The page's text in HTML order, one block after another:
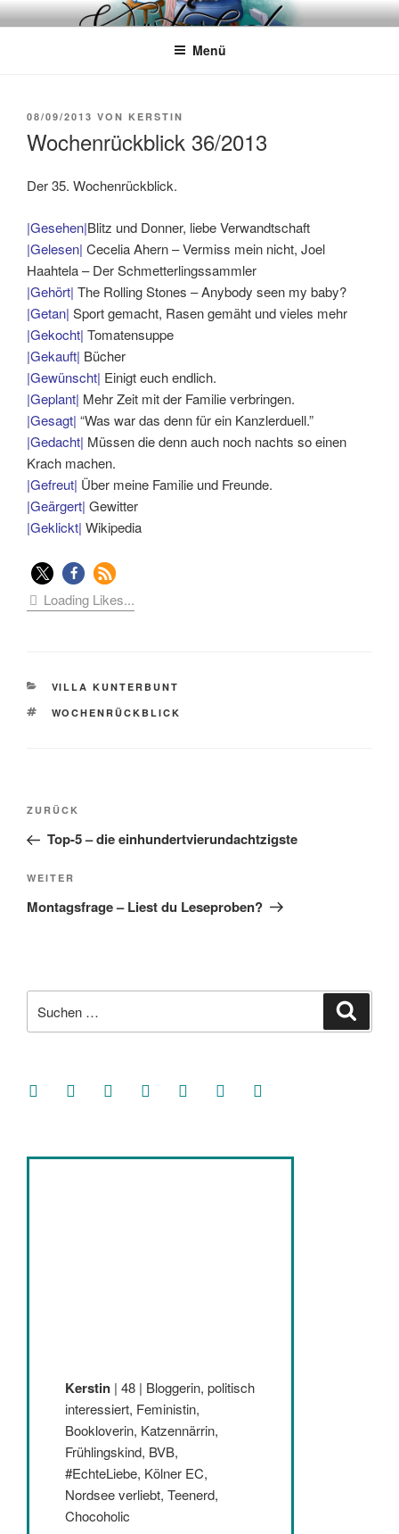
Zum
InhaltWÖRTERKATZE
Von Büchern erzählen
Menü
VERÖFFENTLICHT
08/09/2013 VON KERSTIN
Wochenrückblick 36/2013
Der 35. Wochenrückblick.
|Gesehen|Blitz und Donner, liebe Verwandtschaft
|Gelesen| Cecelia Ahern – Vermiss mein nicht, Joel
Haahtela – Der Schmetterlingssammler
|Gehört| The Rolling Stones – Anybody seen my baby?
|Getan| Sport gemacht, Rasen gemäht und vieles mehr
|Gekocht| Tomatensuppe
|Gekauft| Bücher
|Gewünscht| Einigt euch endlich.
|Geplant| Mehr Zeit mit der Familie verbringen.
|Gesagt| “Was war das denn für ein Kanzlerduell.”
|Gedacht| Müssen die denn auch noch nachts so einen
Krach machen.
|Gefreut| Über meine Familie und Freunde.
|Geärgert| Gewitter
|Geklickt| Wikipedia
Loading Likes...
KATEGORIEN
VILLA KUNTERBUNT
SCHLAGWÖRTER
WOCHENRÜCKBLICK
Beitragsnavigation
Vorheriger
Beitrag
ZURÜCK
Top-5 – die einhundertvierundachtzigste
Nächster
Beitrag
WEITER
Montagsfrage – Liest du Leseproben?
nach:
facebooksoundcloud
twitter mastodoninstagramthreads goodreads
Kerstin | 48 | Bloggerin, politisch
interessiert, Feministin,
Bookloverin, Katzennärrin,
Frühlingskind, BVB,
#EchteLiebe, Kölner EC,
Nordsee verliebt, Teenerd,
Chocoholic